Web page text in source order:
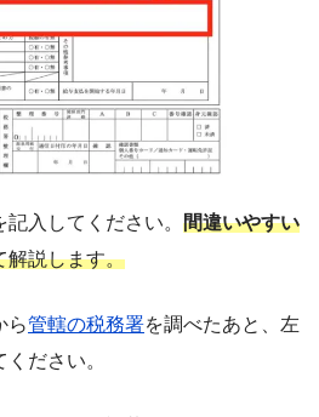
入してください。 間違いやすい
解説します。
ら管轄の税務署を調べたあと、左
ださい。